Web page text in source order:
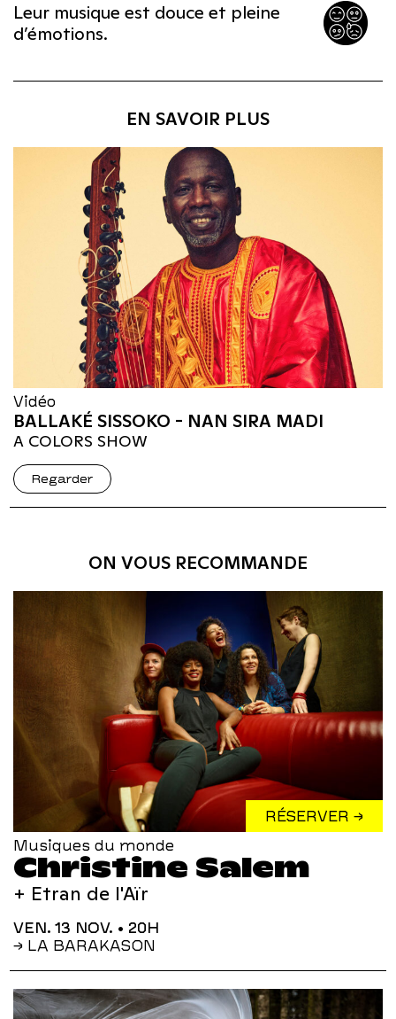
Leur musique est douce et pleine
d’émotions.
EN SAVOIR PLUS
Vidéo
BALLAKÉ SISSOKO - NAN SIRA MADI
A COLORS SHOW
Regarder
ON VOUS RECOMMANDE
RÉSERVER →
Musiques du monde
Christine Salem
+ Etran de l'Aïr
VEN. 13 NOV. • 20H
→ LA BARAKASON